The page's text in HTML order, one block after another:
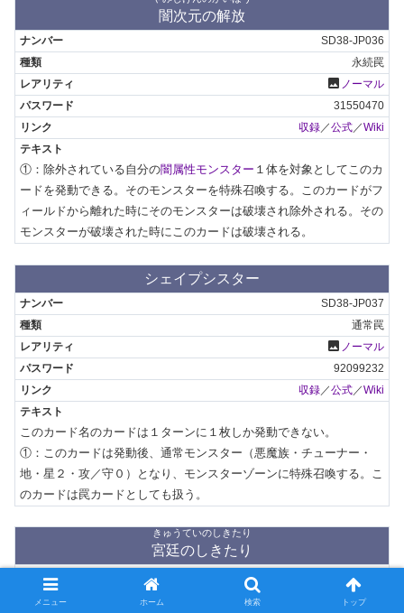
闇次元の解放
SD38-JP036
永続罠
photo ノーマル
31550470
収録／公式／Wiki
①：除外されている自分の闇属性モンスター １体を対象としてこのカ
ードを発動できる。そのモンスターを特殊召喚する。このカードがフ
ィールドから離れた時にそのモンスターは破壊され除外される。その
モンスターが破壊された時にこのカードは破壊される。
シェイプシスター
SD38-JP037
通常罠
photo ノーマル
92099232
収録／公式／Wiki
このカード名のカードは１ターンに１枚しか発動できない。
①：このカードは発動後、通常モンスター（悪魔族・チューナー・
地・星２・攻／守０）となり、モンスターゾーンに特殊召喚する。こ
のカードは罠カードとしても扱う。
きゅうていのしきたり
宮廷のしきたり
SD38-JP038
永続罠
メニュー ホーム 検索 トップ